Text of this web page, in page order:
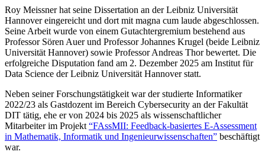
Roy Meissner hat seine Dissertation an der Leibniz Universität
Hannover eingereicht und dort mit magna cum laude abgeschlossen.
Seine Arbeit wurde von einem Gutachtergremium bestehend aus
Professor Sören Auer und Professor Johannes Krugel (beide Leibniz
Universität Hannover) sowie Professor Andreas Thor bewertet. Die
erfolgreiche Disputation fand am 2. Dezember 2025 am Institut für
Data Science der Leibniz Universität Hannover statt.
Neben seiner Forschungstätigkeit war der studierte Informatiker
2022/23 als Gastdozent im Bereich Cybersecurity an der Fakultät
DIT tätig, ehe er von 2024 bis 2025 als wissenschaftlicher
Mitarbeiter im Projekt
FAssMII: Feedback-basiertes E-Assessment
in Mathematik, Informatik und Ingenieurwissenschaften
beschäftigt
war.